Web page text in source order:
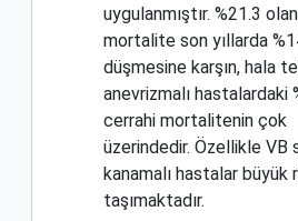
uygulanmıştır. %21.3
mortalite son yıllarda
düşmesine karşın, hala
anevrizmalı hastalardaki
cerrahi mortalitenin çok
üzerindedir. Özellikle VB
kanamalı hastalar büyük
taşımaktadır.